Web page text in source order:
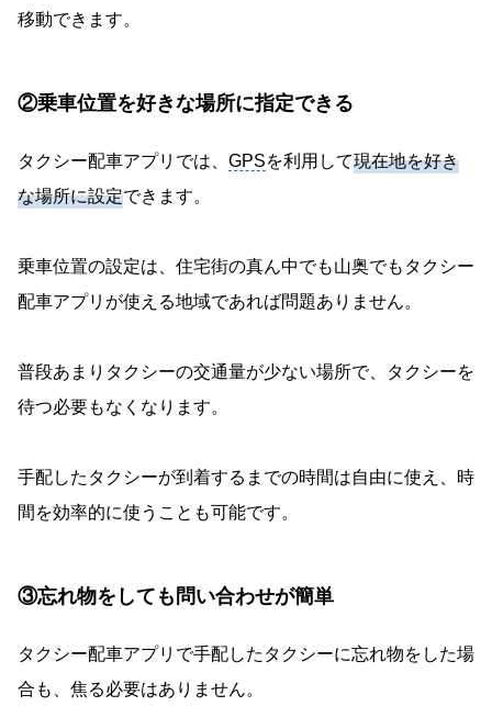
移動できます。
②乗車位置を好きな場所に指定できる
タクシー配車アプリでは、 GPSを利用して現在地を好き
な場所に設定できます。
乗車位置の設定は、住宅街の真ん中でも山奥でもタクシー
配車アプリが使える地域であれば問題ありません。
普段あまりタクシーの交通量が少ない場所で、タクシーを
待つ必要もなくなります。
手配したタクシーが到着するまでの時間は自由に使え、時
間を効率的に使うことも可能です。
③忘れ物をしても問い合わせが簡単
タクシー配車アプリで手配したタクシーに忘れ物をした場
合も、焦る必要はありません。